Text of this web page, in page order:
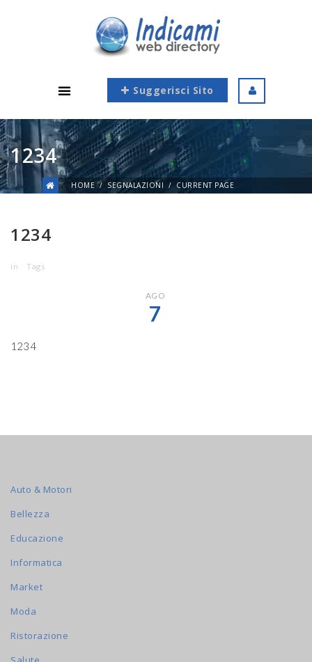
Suggerisci Sito
1234
HOME SEGNALAZIONI CURRENT PAGE
1234
in Tags
AGO
7
1234
Auto & Motori
Bellezza
Educazione
Informatica
Market
Moda
Ristorazione